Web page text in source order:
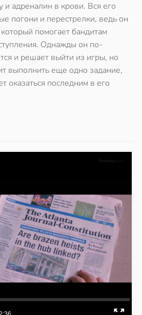
и адреналин в крови. Вся его
погони и перестрелки, ведь он
помогает бандитам
Однажды он по-
и решает выйти из игры, но
выполнить еще одно задание,
оказаться последним в его